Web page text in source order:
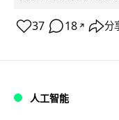
37 18 ↗ 分
人工智能